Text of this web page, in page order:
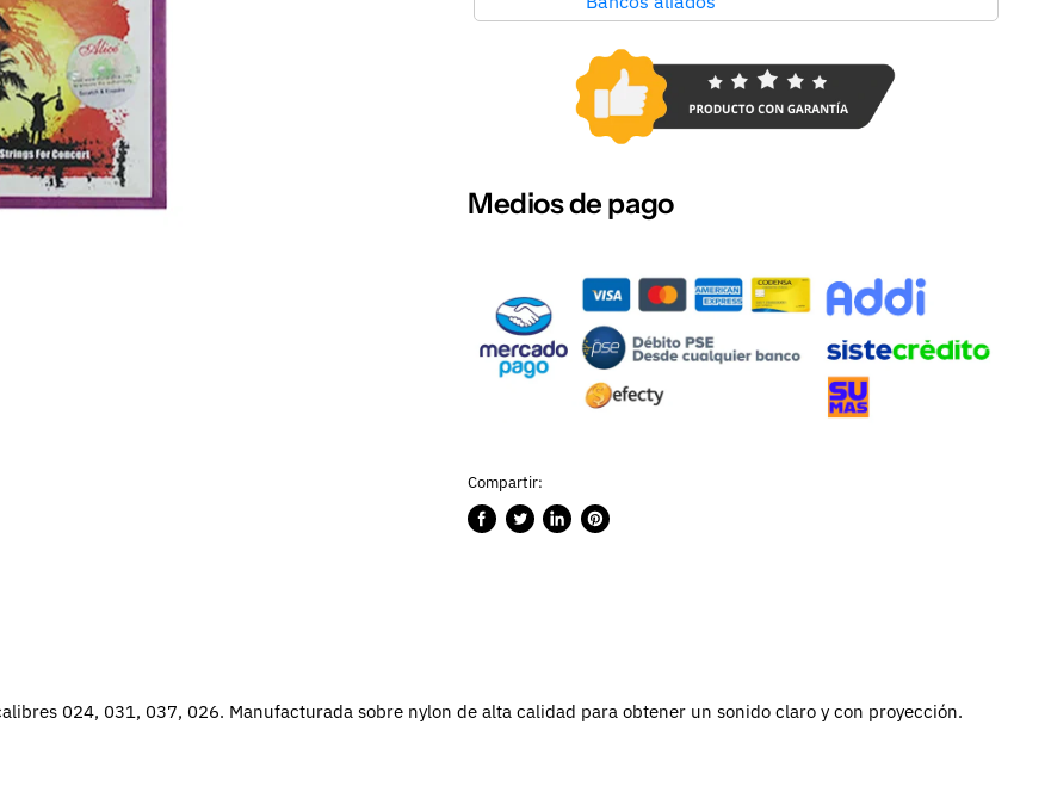
Medios de pago
Compartir:
CompartirPublicarCompartirGuardar
024, 031, 037, 026. Manufacturada sobre nylon de alta calidad para obtener un sonido claro y con proyección.